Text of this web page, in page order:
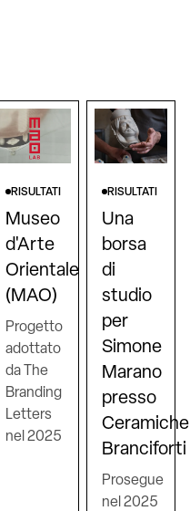
RISULTATI
Museo
d'Arte
Orientale
(MAO)
Progetto
adottato
da The
Branding
Letters
nel 2025
RISULTATI
Una
borsa
di
studio
per
Simone
Marano
presso
Ceramiche
Branciforti
Prosegue
nel 2025